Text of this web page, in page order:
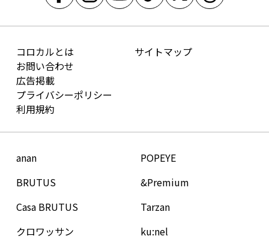
コロカルとは
お問い合わせ
広告掲載
プライバシーポリシー
利用規約
サイトマップ
anan
BRUTUS
Casa BRUTUS
クロワッサン
POPEYE
&Premium
Tarzan
ku:nel